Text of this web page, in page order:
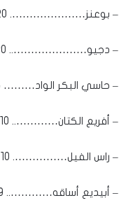
– بوعنز…………………. 20 ملم
– دجيو………………….. 20 ملم
– حاسي البكر الواد……… 15 ملم
– أفريع الكتان………….. 10 ملم
– راس الفيل……………. 10 ملم
– أبيديع أساقه………….. 09 ملم